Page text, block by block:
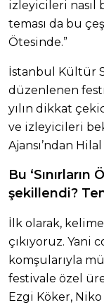
izleyicileri nasıl
teması da bu
Ötesinde.”
İstanbul Kültür
düzenlenen
yılın dikkat
ve izleyicileri
Ajansı’ndan
Bu ‘Sınırların
şekillendi?
İlk olarak, kelime
çıkıyoruz. Yani
komşularıyla
festivale özel
Ezgi Köker,